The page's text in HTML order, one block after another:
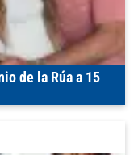
de la Rúa a 15